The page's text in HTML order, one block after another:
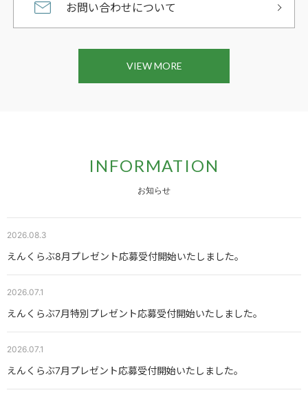
お問い合わせについて
VIEW MORE
INFORMATION
お知らせ
2026.08.3
えんくらぶ8月プレゼント応募受付開始いたしました。
2026.07.1
えんくらぶ7月特別プレゼント応募受付開始いたしました。
2026.07.1
えんくらぶ7月プレゼント応募受付開始いたしました。